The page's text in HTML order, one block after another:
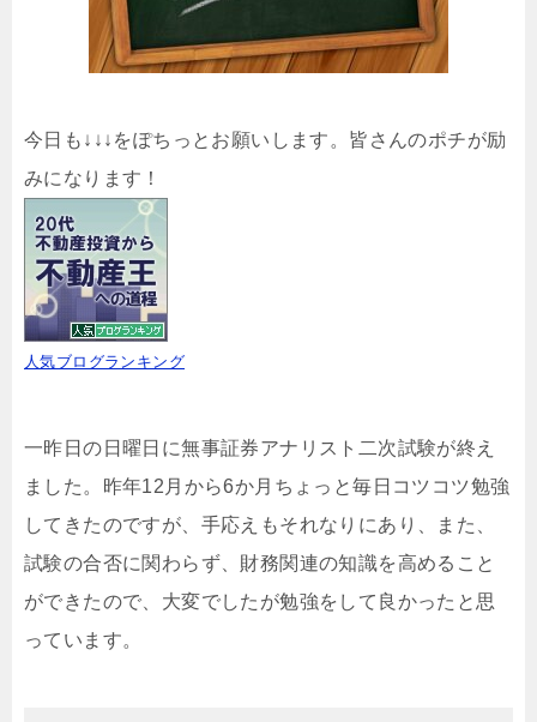
今日も↓↓↓をぽちっとお願いします。皆さんのポチが励
みになります！
人気ブログランキング
一昨日の日曜日に無事証券アナリスト二次試験が終え
ました。昨年12月から6か月ちょっと毎日コツコツ勉強
してきたのですが、手応えもそれなりにあり、また、
試験の合否に関わらず、財務関連の知識を高めること
ができたので、大変でしたが勉強をして良かったと思
っています。